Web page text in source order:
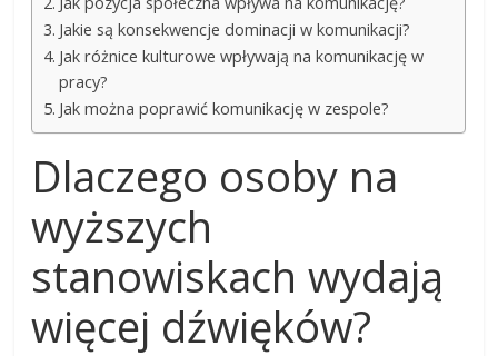
Jakie są konsekwencje dominacji w komunikacji?
Jak różnice kulturowe wpływają na komunikację w
pracy?
Jak można poprawić komunikację w zespole?
Dlaczego osoby na
wyższych
stanowiskach wydają
więcej dźwięków?